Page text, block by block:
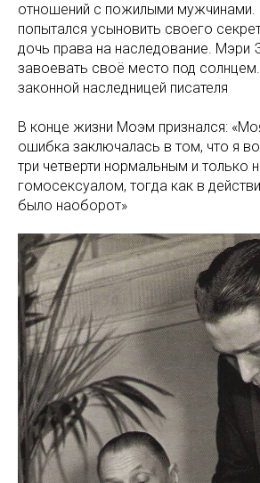
отношений с пожилыми
попытался усыновить своего
дочь права на наследование. Мэри
завоевать своё место под
законной наследницей писателя
В конце жизни Моэм признался:
ошибка заключалась в том, что я
три четверти нормальным и только
гомосексуалом, тогда как в
было наоборот»